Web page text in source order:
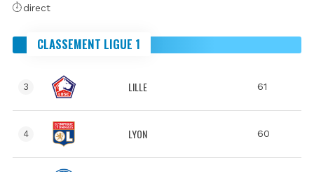
direct
CLASSEMENT LIGUE 1
3 LILLE 61
4 LYON 60